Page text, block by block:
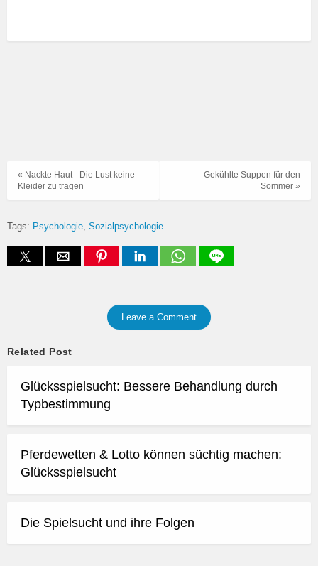
Gekühlte Suppen für den
Sommer »
« Nackte Haut - Die Lust keine
Kleider zu tragen
Tags: Psychologie Sozialpsychologie
Leave a Comment
Related Post
Glücksspielsucht: Bessere Behandlung durch
Typbestimmung
Pferdewetten & Lotto können süchtig machen:
Glücksspielsucht
Die Spielsucht und ihre Folgen